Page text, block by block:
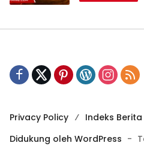
Privacy Policy Indeks Berita
Didukung oleh WordPress -